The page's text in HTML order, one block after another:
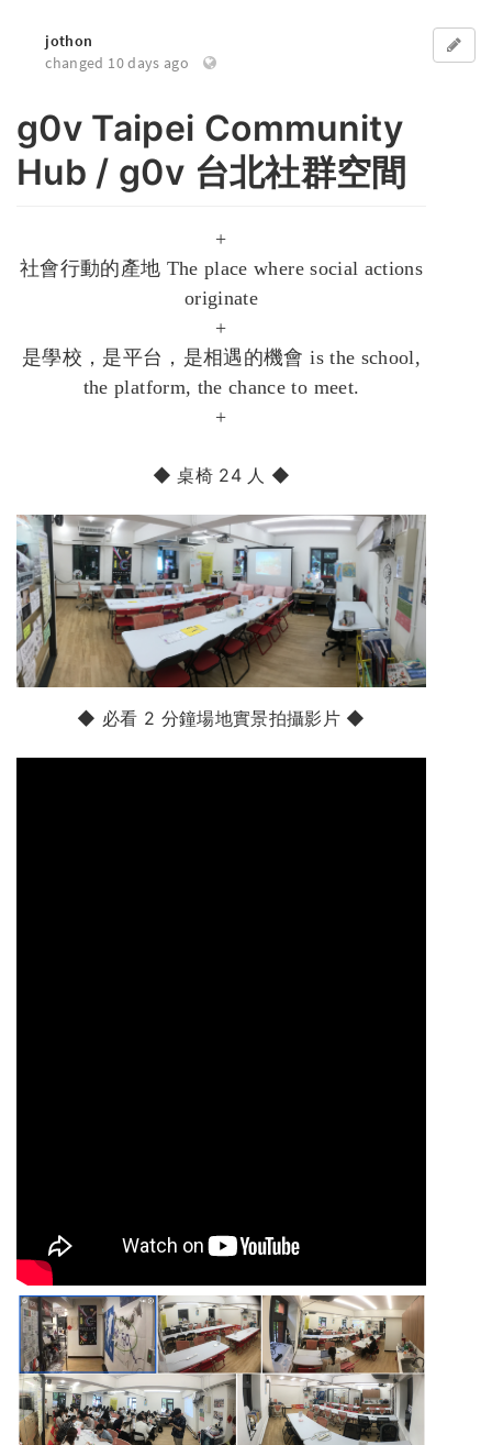
jothon
changed 10 days ago
g0v Taipei Community
Hub / g0v 台北社群空間
+
社會行動的產地 The place where social actions
originate
+
是學校，是平台，是相遇的機會 is the school,
the platform, the chance to meet.
+
◆ 桌椅 24 人 ◆
◆ 必看 2 分鐘場地實景拍攝影片 ◆